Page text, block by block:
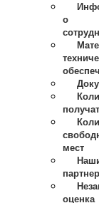
о
мест
оценка